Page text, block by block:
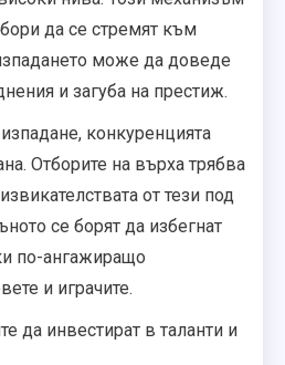
да се стремят към
може да доведе
и загуба на престиж.
конкуренцията
Отборите на върха трябва
от тези под
се борят да избегнат
по-ангажиращо
и играчите.
да инвестират в таланти и